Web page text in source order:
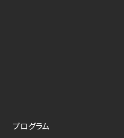
プログラム